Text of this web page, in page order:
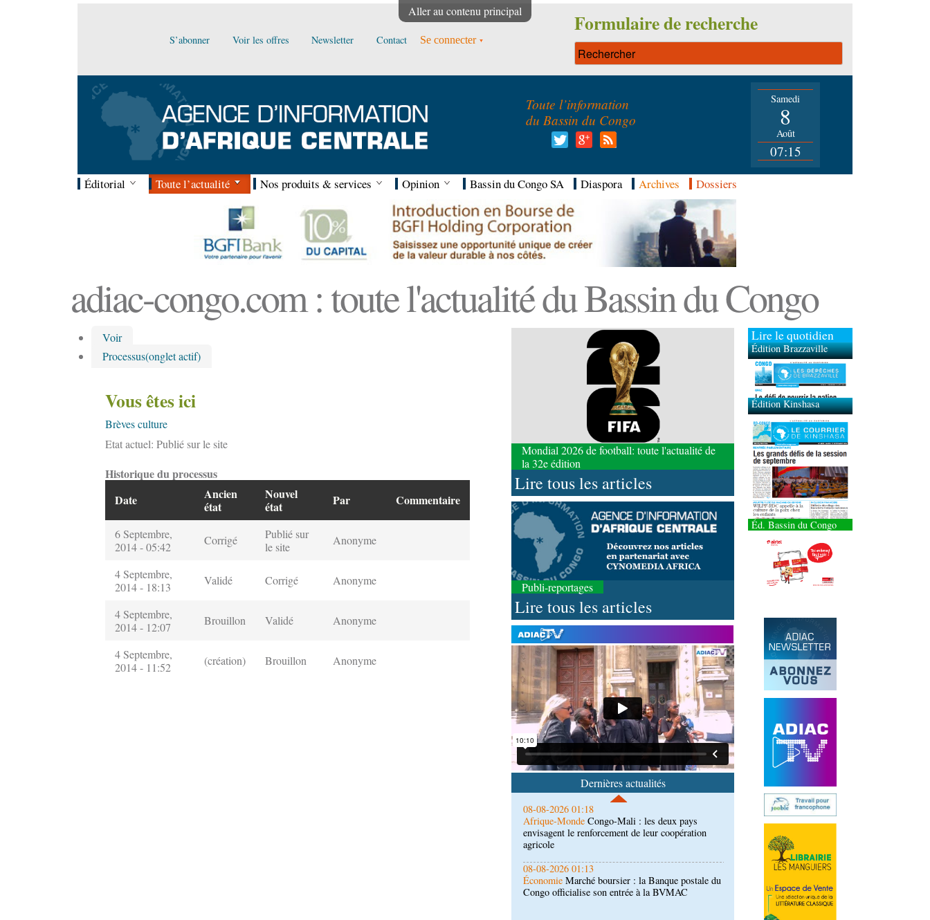
Aller au contenu principal
S’abonner Voir les offres Newsletter Contact Se connecter
Formulaire de recherche
Toute l’information
du Bassin du Congo
Samedi
8
Août
07:15
Éditorial Toute l’actualité Nos produits & services Opinion Bassin du Congo SA Diaspora Archives Dossiers
adiac-congo.com : toute l'actualité du Bassin du Congo
Voir
Processus(onglet actif)
Vous êtes ici
Brèves culture
Etat actuel: Publié sur le site
Historique du processus
Date
Ancien
état
Nouvel
état
Par Commentaire
6 Septembre,
2014 - 05:42
Corrigé
Publié sur
le site
Anonyme
4 Septembre,
2014 - 18:13
Validé Corrigé Anonyme
4 Septembre,
2014 - 12:07
Brouillon Validé Anonyme
4 Septembre,
2014 - 11:52
(création) Brouillon Anonyme
Mondial 2026 de football: toute l'actualité de
la 32e édition
Lire tous les articles
Publi-reportages
Lire tous les articles
Dernières actualités
08-08-2026 01:25
EnvironnementForêts : des techniciens formés à
l'utilisation d'un logiciel d'évaluation des
émissions
08-08-2026 01:18
envisagent le renforcement de leur coopération
08-08-2026 01:13
ÉconomieMarché boursier : la Banque postale du
Congo officialise son entrée à la BVMAC
08-08-2026 00:55
SociétéAccélération du développement: la
République du Congo mise sur sa diaspora
Lire le quotidien
Édition Brazzaville
Édition Kinshasa
Éd. Bassin du Congo